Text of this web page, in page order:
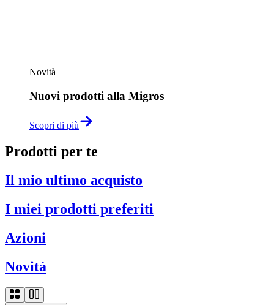
Novità
Nuovi prodotti alla Migros
Scopri di più
Prodotti per te
Il mio ultimo acquisto
I miei prodotti preferiti
Azioni
Novità